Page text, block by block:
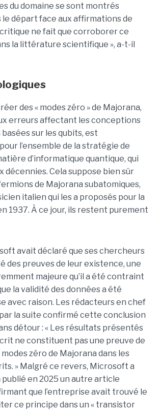
du domaine se sont montrés
le départ face aux affirmations de
ne fait que corroborer ce
la littérature scientifique », a-t-il
des « modes zéro » de Majorana,
erreurs affectant les conceptions
sur les qubits, est
l’ensemble de la stratégie de
d’informatique quantique, qui
décennies. Cela suppose bien sûr
de Majorana subatomiques,
italien qui les a proposés pour la
1937. À ce jour, ils restent purement
avait déclaré que ses chercheurs
des preuves de leur existence, une
majeure qu’il a été contraint
la validité des données a été
avec raison. Les rédacteurs en chef
la suite confirmé cette conclusion
détour : « Les résultats présentés
ne constituent pas une preuve de
zéro de Majorana dans les
» Malgré ce revers, Microsoft a
en 2025 un autre article
que l’entreprise avait trouvé le
ce principe dans un « transistor